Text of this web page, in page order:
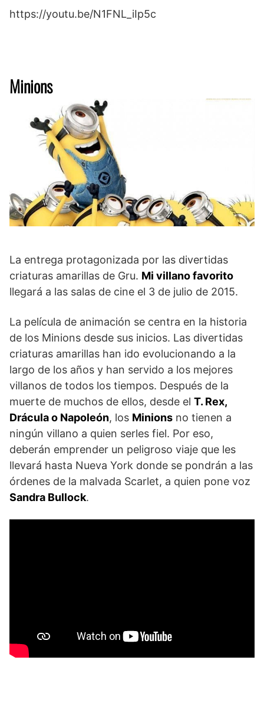
https://youtu.be/N1FNL_iIp5c
Minions
La entrega protagonizada por las divertidas
criaturas amarillas de Gru. Mi villano favorito
llegará a las salas de cine el 3 de julio de 2015.
La película de animación se centra en la historia
de los Minions desde sus inicios. Las divertidas
criaturas amarillas han ido evolucionando a la
largo de los años y han servido a los mejores
villanos de todos los tiempos. Después de la
muerte de muchos de ellos, desde el T. Rex,
Drácula o Napoleón, los Minions no tienen a
ningún villano a quien serles fiel. Por eso,
deberán emprender un peligroso viaje que les
llevará hasta Nueva York donde se pondrán a las
órdenes de la malvada Scarlet, a quien pone voz
Sandra Bullock.